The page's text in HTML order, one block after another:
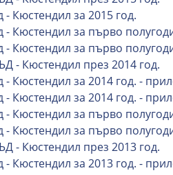
- Кюстендил за 2015 год.
- Кюстендил за първо
- Кюстендил за първо
Кюстендил през 2014 год.
- Кюстендил за 2014 год. -
- Кюстендил за 2014 год. -
- Кюстендил за първо
- Кюстендил за първо
Кюстендил през 2013 год.
- Кюстендил за 2013 год. -